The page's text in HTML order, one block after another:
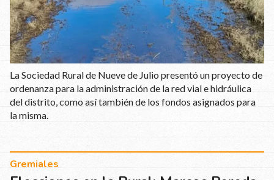
La Sociedad Rural de Nueve de Julio presentó un proyecto de
ordenanza para la administración de la red vial e hidráulica
del distrito, como así también de los fondos asignados para
la misma.
Gremiales